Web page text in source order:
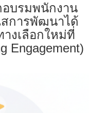
อบรมพนักงาน
สการพัฒนาได้
งเลือกใหม่ที่
Engagement)